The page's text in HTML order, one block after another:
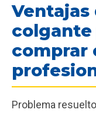
Ventajas
colgante
comprar
Problema